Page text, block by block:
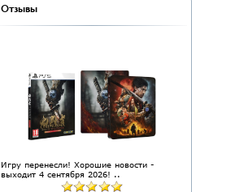
Отзывы
Игру перенесли! Хорошие новости -
выходит 4 сентября 2026! ..